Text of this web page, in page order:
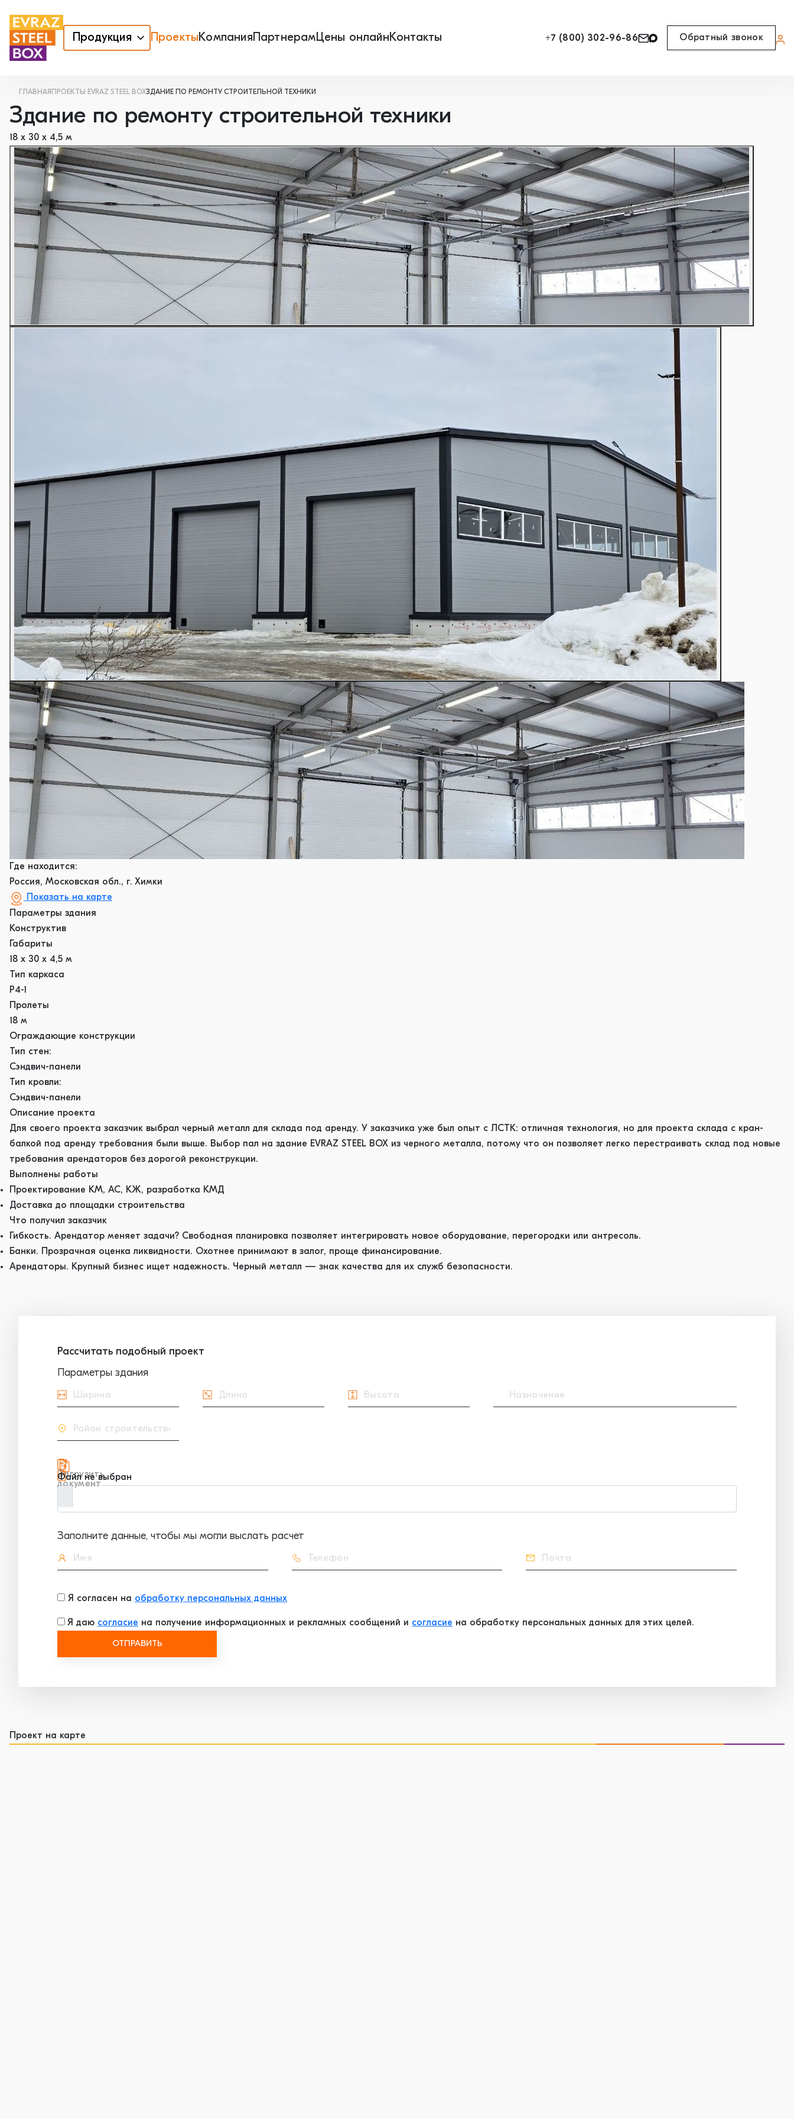
Продукция ПроектыКомпанияПартнерамЦены онлайнКонтакты +7 (800) 302-96-86 Обратный звонок
ГЛАВНАЯ ПРОЕКТЫ EVRAZ STEEL BOXЗДАНИЕ ПО РЕМОНТУ СТРОИТЕЛЬНОЙ ТЕХНИКИ
Здание по ремонту строительной техники
18 х 30 х 4,5 м
Где находится:
Россия, Московская обл., г. Химки
Показать на карте
Параметры здания
Конструктив
Габариты
18 х 30 х 4,5 м
Тип каркаса
Р4-1
Пролеты
18 м
Ограждающие конструкции
Тип стен:
Сэндвич-панели
Тип кровли:
Сэндвич-панели
Описание проекта
Для своего проекта заказчик выбрал черный металл для склада под аренду. У заказчика уже был опыт с ЛСТК: отличная технология, но для проекта склада с кран-
балкой под аренду требования были выше. Выбор пал на здание EVRAZ STEEL BOX из черного металла, потому что он позволяет легко перестраивать склад под новые
требования арендаторов без дорогой реконструкции.
Выполнены работы
Проектирование КМ, АС, КЖ, разработка КМД
Доставка до площадки строительства
Что получил заказчик
Гибкость. Арендатор меняет задачи? Свободная планировка позволяет интегрировать новое оборудование, перегородки или антресоль.
Банки. Прозрачная оценка ликвидности. Охотнее принимают в залог, проще финансирование.
Арендаторы. Крупный бизнес ищет надежность. Черный металл — знак качества для их служб безопасности.
Рассчитать подобный проект
Параметры здания
Загрузить
документ
Файл не выбран
Заполните данные, чтобы мы могли выслать расчет
Я согласен на обработку персональных данных
Я даю согласие на получение информационных и рекламных сообщений и согласие на обработку персональных данных для этих целей.
ОТПРАВИТЬ
Проект на карте